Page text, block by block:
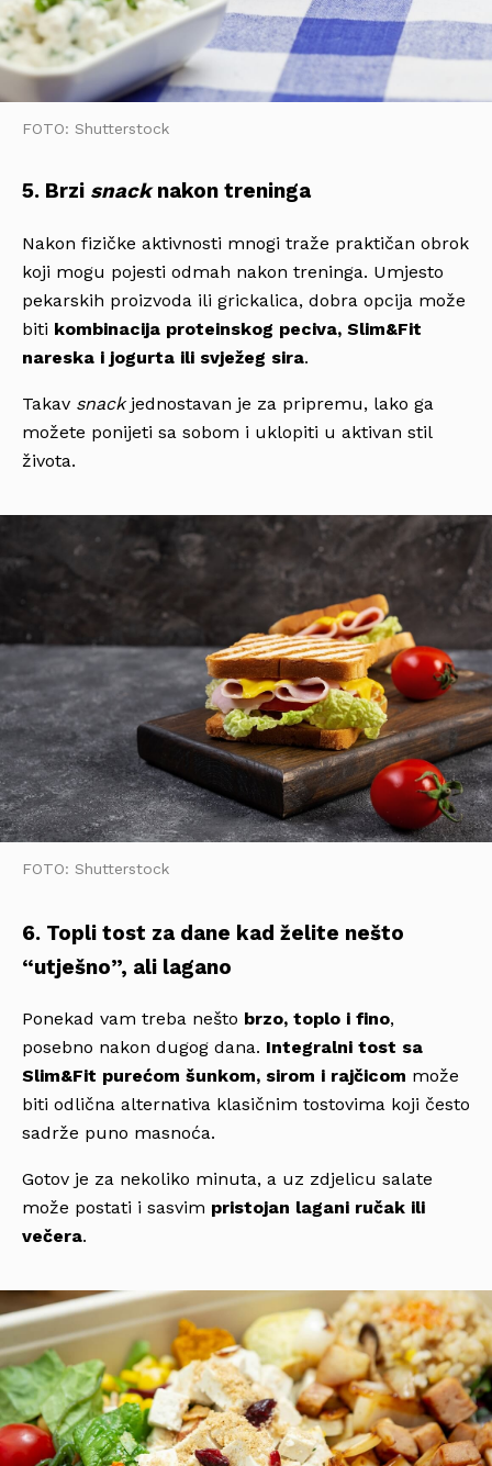
FOTO: Shutterstock
5. Brzi snacknakon treninga
Nakon fizičke aktivnosti mnogi traže praktičan obrok
koji mogu pojesti odmah nakon treninga. Umjesto
pekarskih proizvoda ili grickalica, dobra opcija može
biti kombinacija proteinskog peciva, Slim&Fit
nareska i jogurta ili svježeg sira.
Takav snackjednostavan je za pripremu, lako ga
možete ponijeti sa sobom i uklopiti u aktivan stil
života.
FOTO: Shutterstock
6. Topli tost za dane kad želite nešto
“utješno”, ali lagano
Ponekad vam treba nešto brzo, toplo i fino,
posebno nakon dugog dana. Integralni tost sa
Slim&Fit purećom šunkom, sirom i rajčicom može
biti odlična alternativa klasičnim tostovima koji često
sadrže puno masnoća.
Gotov je za nekoliko minuta, a uz zdjelicu salate
može postati i sasvim pristojan lagani ručak ili
večera.